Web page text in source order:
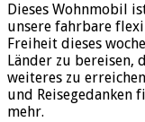
Dieses Wohnmobil
unsere fahrbare
Freiheit dieses
Länder zu bereisen,
weiteres zu
und Reisegedanken
mehr.